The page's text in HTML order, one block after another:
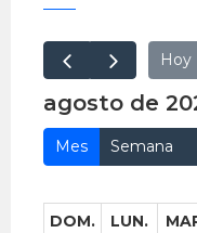
Hoy
agosto de
Mes Semana
DOM. LUN.